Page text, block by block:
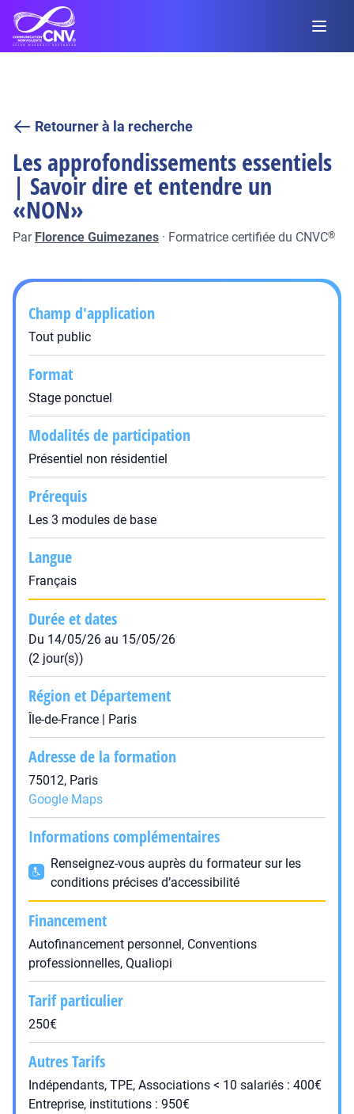
Retourner à la recherche
Les approfondissements essentiels
| Savoir dire et entendre un
«NON»
Par Florence Guimezanes · Formatrice certifiée du CNVC®
Champ d'application
Tout public
Format
Stage ponctuel
Modalités de participation
Présentiel non résidentiel
Prérequis
Les 3 modules de base
Langue
Français
Durée et dates
Du 14/05/26 au 15/05/26
(2 jour(s))
Région et Département
Île-de-France | Paris
Adresse de la formation
75012, Paris
Google Maps
Informations complémentaires
Renseignez-vous auprès du formateur sur les
conditions précises d’accessibilité
Financement
Autofinancement personnel, Conventions
professionnelles, Qualiopi
Tarif particulier
250€
Autres Tarifs
Indépendants, TPE, Associations < 10 salariés : 400€
Entreprise, institutions : 950€